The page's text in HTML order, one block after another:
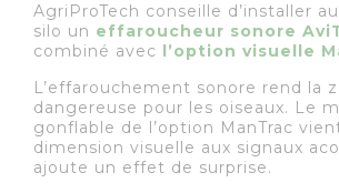
AgriProTech conseille d’installer
silo un effaroucheur sonore
combiné avec l’option visuelle
L’effarouchement sonore rend la
dangereuse pour les oiseaux. Le
gonflable de l’option ManTrac
dimension visuelle aux signaux
ajoute un effet de surprise.